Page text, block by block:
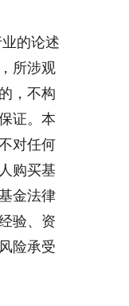
的论述
所涉观
，不构
证。本
对任何
购买基
金法律
验、资
险承受